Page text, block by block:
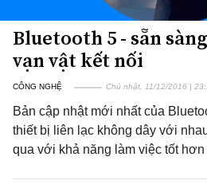
Bluetooth 5 - sẵn
vạn vật kết nối
CÔNG NGHỆ Chủ nhật, 11/12/2016 |
Bản cập nhật mới nhất của
thiết bị liên lạc không dây với
qua với khả năng làm việc tốt hơn